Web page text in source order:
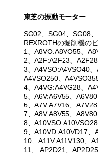
東芝の振動モーター
SG02、SG04、SG08
REXROTHの掘削機の
1、A8VO:A8VO55、
2、A2F:A2F23、
3、A4VSO:A4VSO40
A4VSO250、
4、A4VG:A4VG28、
5、A6V:A6V55、
6、A7V:A7V16、
7、A8V:A8V55、
8、
9、A10VD:A10VD17、
10、A11V:A11V130、
11、:AP2D21、